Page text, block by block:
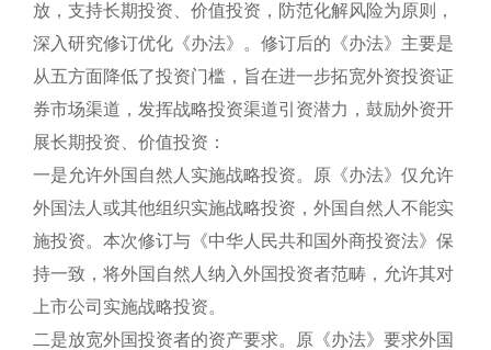
放，支持长期投资、价值投资，防范化解风险为原则，
深入研究修订优化《办法》。修订后的《办法》主要是
从五方面降低了投资门槛，旨在进一步拓宽外资投资证
券市场渠道，发挥战略投资渠道引资潜力，鼓励外资开
展长期投资、价值投资：
一是允许外国自然人实施战略投资。原《办法》仅允许
外国法人或其他组织实施战略投资，外国自然人不能实
施投资。本次修订与《中华人民共和国外商投资法》保
持一致，将外国自然人纳入外国投资者范畴，允许其对
上市公司实施战略投资。
二是放宽外国投资者的资产要求。原《办法》要求外国